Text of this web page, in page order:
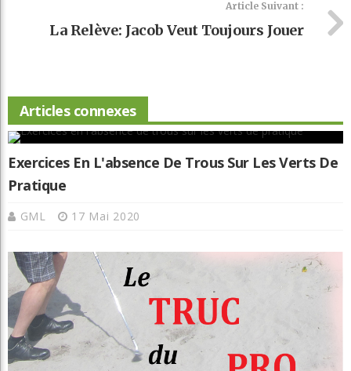
Article Suivant :
La Relève: Jacob Veut Toujours Jouer
Articles connexes
Exercices En L'absence De Trous Sur Les Verts De
Pratique
GML 17 Mai 2020